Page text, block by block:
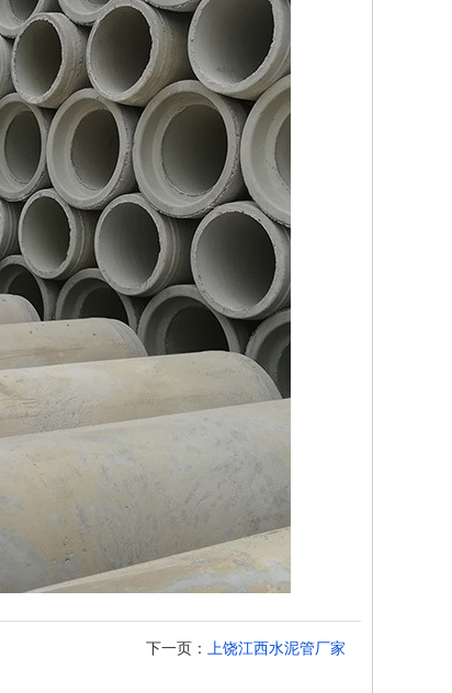
下一页： 上饶江西水泥管厂家